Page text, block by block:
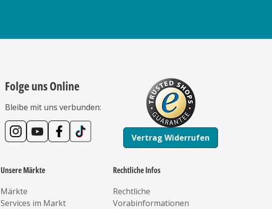
Folge uns Online
Bleibe mit uns verbunden:
Vertrag Widerrufen
Unsere Märkte
Märkte
Services im Markt
Rechtliche Infos
Rechtliche
Vorabinformationen